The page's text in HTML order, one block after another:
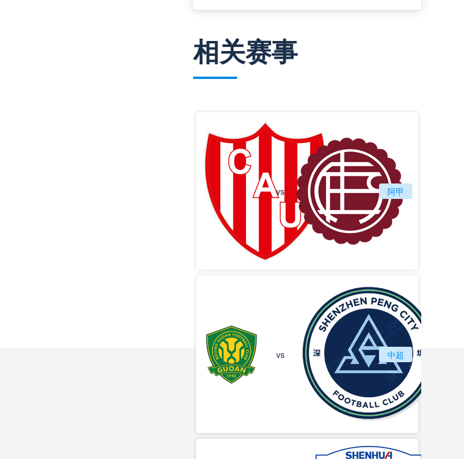
相关赛事
圣塔菲联
vs 阿甲
北京国安
vs 中超